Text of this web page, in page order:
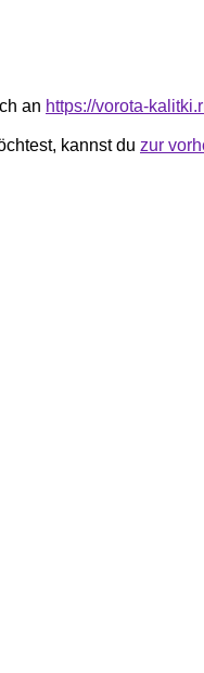
an https://vorota-
kannst du zur